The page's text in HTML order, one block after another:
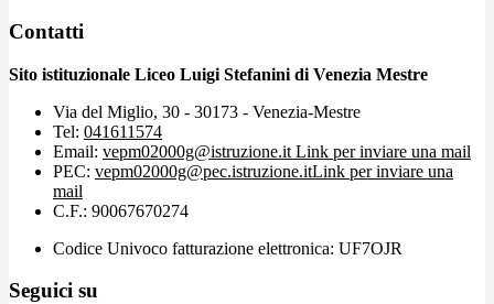
Contatti
Sito istituzionale Liceo Luigi Stefanini di Venezia Mestre
Via del Miglio, 30 - 30173 - Venezia-Mestre
Tel: 041611574
Email: vepm02000g@istruzione.it Link per inviare una mail
PEC: vepm02000g@pec.istruzione.itLink per inviare una
mail
C.F.: 90067670274
Codice Univoco fatturazione elettronica: UF7OJR
Seguici su